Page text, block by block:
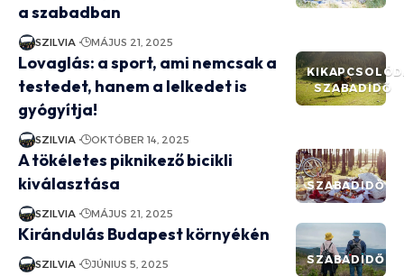
a szabadban
SZILVIA MÁJUS 21, 2025
SZABADIDŐ
Lovaglás: a sport, ami nemcsak a
testedet, hanem a lelkedet is
gyógyítja!
SZILVIA OKTÓBER 14, 2025
SZABADIDŐ
A tökéletes piknikező bicikli
kiválasztása
SZILVIA MÁJUS 21, 2025
SZABADIDŐ
Kirándulás Budapest környékén
SZILVIA JÚNIUS 5, 2025